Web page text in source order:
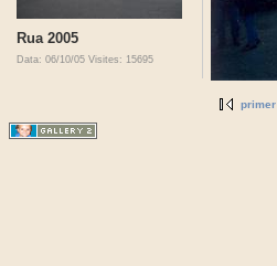
Rua 2005
Data: 06/10/05 Visites: 15695
primer